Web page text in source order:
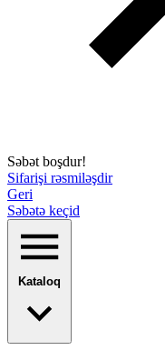
Səbət boşdur!
Sifarişi rəsmiləşdir
Geri
Səbətə keçid
Kataloq